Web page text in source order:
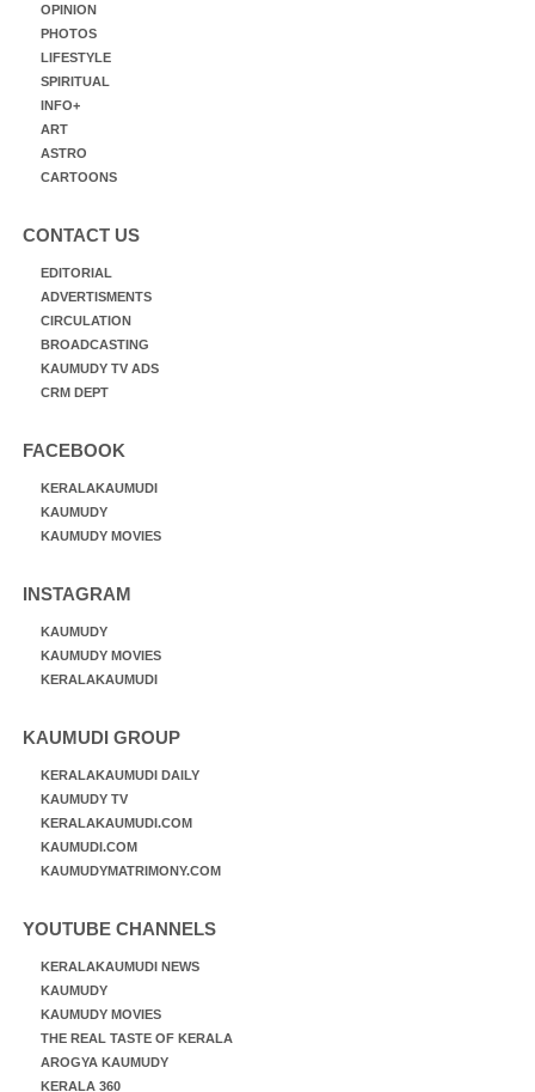
OPINION
PHOTOS
LIFESTYLE
SPIRITUAL
INFO+
ART
ASTRO
CARTOONS
CONTACT US
EDITORIAL
ADVERTISMENTS
CIRCULATION
BROADCASTING
KAUMUDY TV ADS
CRM DEPT
FACEBOOK
KERALAKAUMUDI
KAUMUDY
KAUMUDY MOVIES
INSTAGRAM
KAUMUDY
KAUMUDY MOVIES
KERALAKAUMUDI
KAUMUDI GROUP
KERALAKAUMUDI DAILY
KAUMUDY TV
KERALAKAUMUDI.COM
KAUMUDI.COM
KAUMUDYMATRIMONY.COM
YOUTUBE CHANNELS
KERALAKAUMUDI NEWS
KAUMUDY
KAUMUDY MOVIES
THE REAL TASTE OF KERALA
AROGYA KAUMUDY
KERALA 360